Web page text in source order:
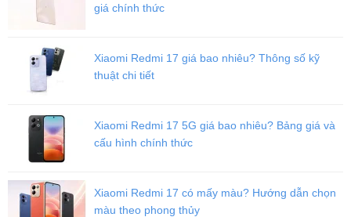
giá chính thức
Xiaomi Redmi 17 giá bao nhiêu? Thông số kỹ
thuật chi tiết
Xiaomi Redmi 17 5G giá bao nhiêu? Bảng giá và
cấu hình chính thức
Xiaomi Redmi 17 có mấy màu? Hướng dẫn chọn
màu theo phong thủy